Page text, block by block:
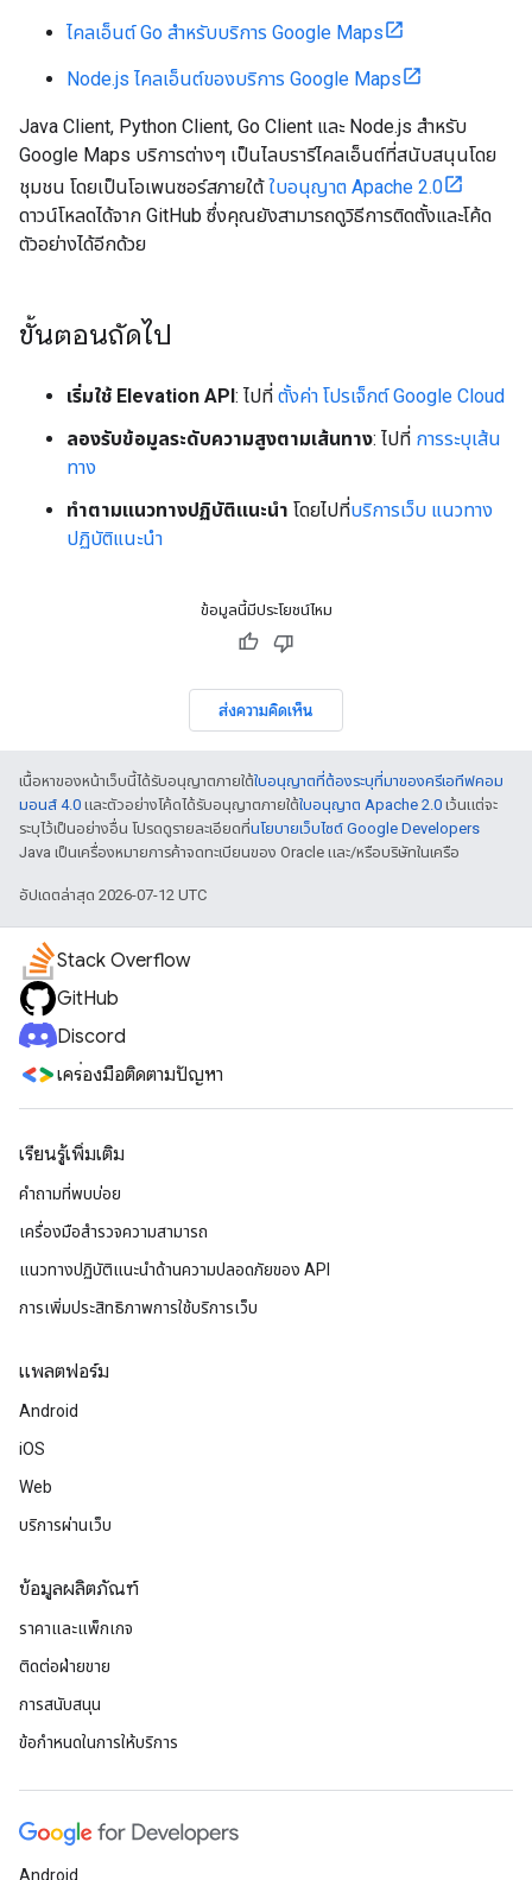
ไคลเอ็นต์ Go สำหรับบริการ Google Maps
Node.js ไคลเอ็นต์ของบริการ Google Maps
Java Client, Python Client, Go Client และ Node.js สำหรับ
Google Maps บริการต่างๆ เป็นไลบรารีไคลเอ็นต์ที่สนับสนุนโดย
ชุมชน โดยเป็นโอเพนซอร์สภายใต้ใบอนุญาต Apache 2.0
ดาวน์โหลดได้จาก GitHub ซึ่งคุณยังสามารถดูวิธีการติดตั้งและโค้ด
ตัวอย่างได้อีกด้วย
ขั้นตอนถัดไป
เริ่มใช้ Elevation API : ไปที่ ตั้งค่า โปรเจ็กต์ Google Cloud
ลองรับข้อมูลระดับความสูงตามเส้นทาง: ไปที่ การระบุเส้น
ทาง
ทําตามแนวทางปฏิบัติแนะนํา โดยไปที่บริการเว็บ แนวทาง
ปฏิบัติแนะนำ
ข้อมูลนี้มีประโยชน์ไหม
ส่งความคิดเห็น
เนื้อหาของหน้าเว็บนี้ได้รับอนุญาตภายใต้ใบอนุญาตที่ต้องระบุที่มาของครีเอทีฟคอม
มอนส์ 4.0 และตัวอย่างโค้ดได้รับอนุญาตภายใต้ใบอนุญาต Apache 2.0 เว้นแต่จะ
ระบุไว้เป็นอย่างอื่น โปรดดูรายละเอียดที่นโยบายเว็บไซต์ Google Developers
Java เป็นเครื่องหมายการค้าจดทะเบียนของ Oracle และ/หรือบริษัทในเครือ
อัปเดตล่าสุด 2026-07-12 UTC
Stack Overflow
GitHub
Discord
เครื่องมือติดตามปัญหา
เรียนรู้เพิ่มเติม
คำถามที่พบบ่อย
เครื่องมือสำรวจความสามารถ
แนวทางปฏิบัติแนะนําด้านความปลอดภัยของ API
การเพิ่มประสิทธิภาพการใช้บริการเว็บ
แพลตฟอร์ม
Android
iOS
Web
บริการผ่านเว็บ
ข้อมูลผลิตภัณฑ์
ราคาและแพ็กเกจ
ติดต่อฝ่ายขาย
การสนับสนุน
ข้อกำหนดในการให้บริการ
Android